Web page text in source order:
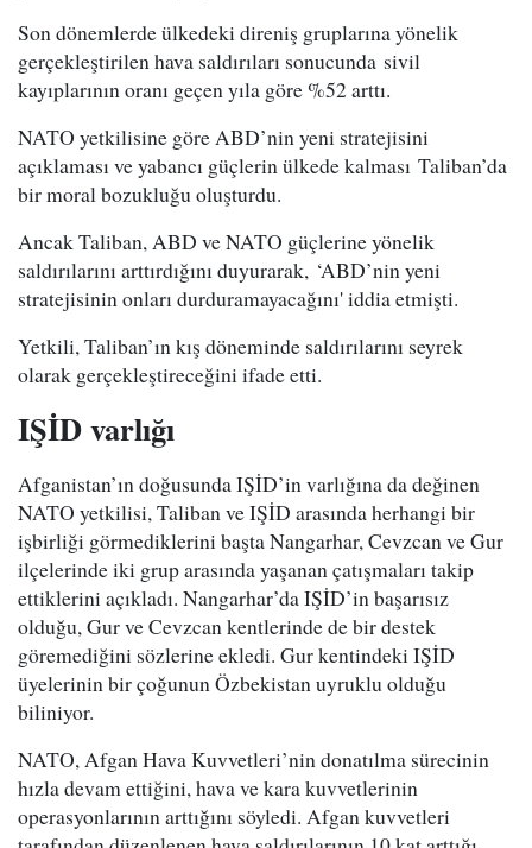
Son dönemlerde ülkedeki direniş gruplarına yönelik
gerçekleştirilen hava saldırıları sonucunda sivil
kayıplarının oranı geçen yıla göre %52 arttı.
NATO yetkilisine göre ABD’nin yeni stratejisini
açıklaması ve yabancı güçlerin ülkede kalması Taliban’da
bir moral bozukluğu oluşturdu.
Ancak Taliban, ABD ve NATO güçlerine yönelik
saldırılarını arttırdığını duyurarak, ‘ABD’nin yeni
stratejisinin onları durduramayacağını' iddia etmişti.
Yetkili, Taliban’ın kış döneminde saldırılarını seyrek
olarak gerçekleştireceğini ifade etti.
IŞİD varlığı
Afganistan’ın doğusunda IŞİD’in varlığına da değinen
NATO yetkilisi, Taliban ve IŞİD arasında herhangi bir
işbirliği görmediklerini başta Nangarhar, Cevzcan ve Gur
ilçelerinde iki grup arasında yaşanan çatışmaları takip
ettiklerini açıkladı. Nangarhar’da IŞİD’in başarısız
olduğu, Gur ve Cevzcan kentlerinde de bir destek
göremediğini sözlerine ekledi. Gur kentindeki IŞİD
üyelerinin bir çoğunun Özbekistan uyruklu olduğu
biliniyor.
NATO, Afgan Hava Kuvvetleri’nin donatılma sürecinin
hızla devam ettiğini, hava ve kara kuvvetlerinin
operasyonlarının arttığını söyledi. Afgan kuvvetleri